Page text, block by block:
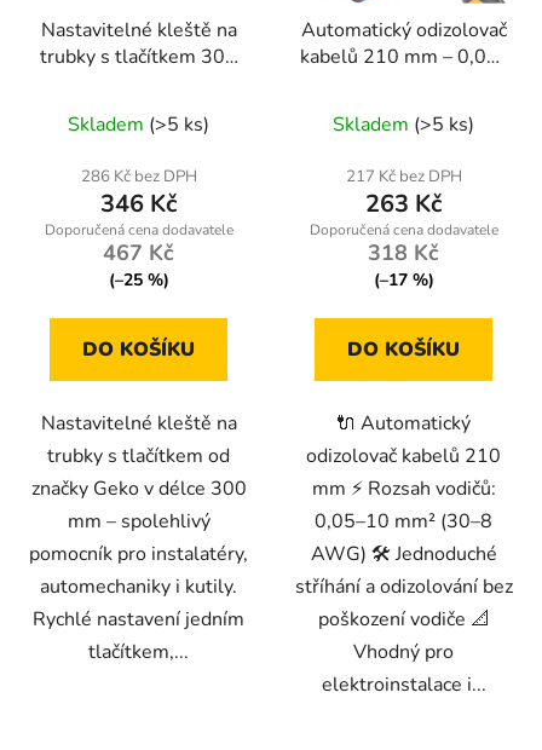
Nastavitelné kleště na
trubky s tlačítkem 300
Skladem (>5 ks)
286 Kč bez DPH
346 Kč
467 Kč
(–25 %)
DO KOŠÍKU
Nastavitelné kleště na
trubky s tlačítkem od
značky Geko v délce 300
mm – spolehlivý
pomocník pro instalatéry,
automechaniky i kutily.
Rychlé nastavení jedním
tlačítkem,...
Automatický odizolovač
kabelů 210 mm – 0,05–
Skladem (>5 ks)
217 Kč bez DPH
263 Kč
318 Kč
(–17 %)
DO KOŠÍKU
🔌 Automatický
odizolovač kabelů 210
mm ⚡ Rozsah vodičů:
0,05–10 mm² (30–8
AWG) 🛠️ Jednoduché
stříhání a odizolování bez
poškození vodiče 📐
Vhodný pro
elektroinstalace i...